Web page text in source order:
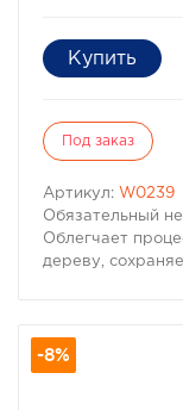
Под заказ
Артикул: W0239
Обязательный
Облегчает
дереву,
-8%